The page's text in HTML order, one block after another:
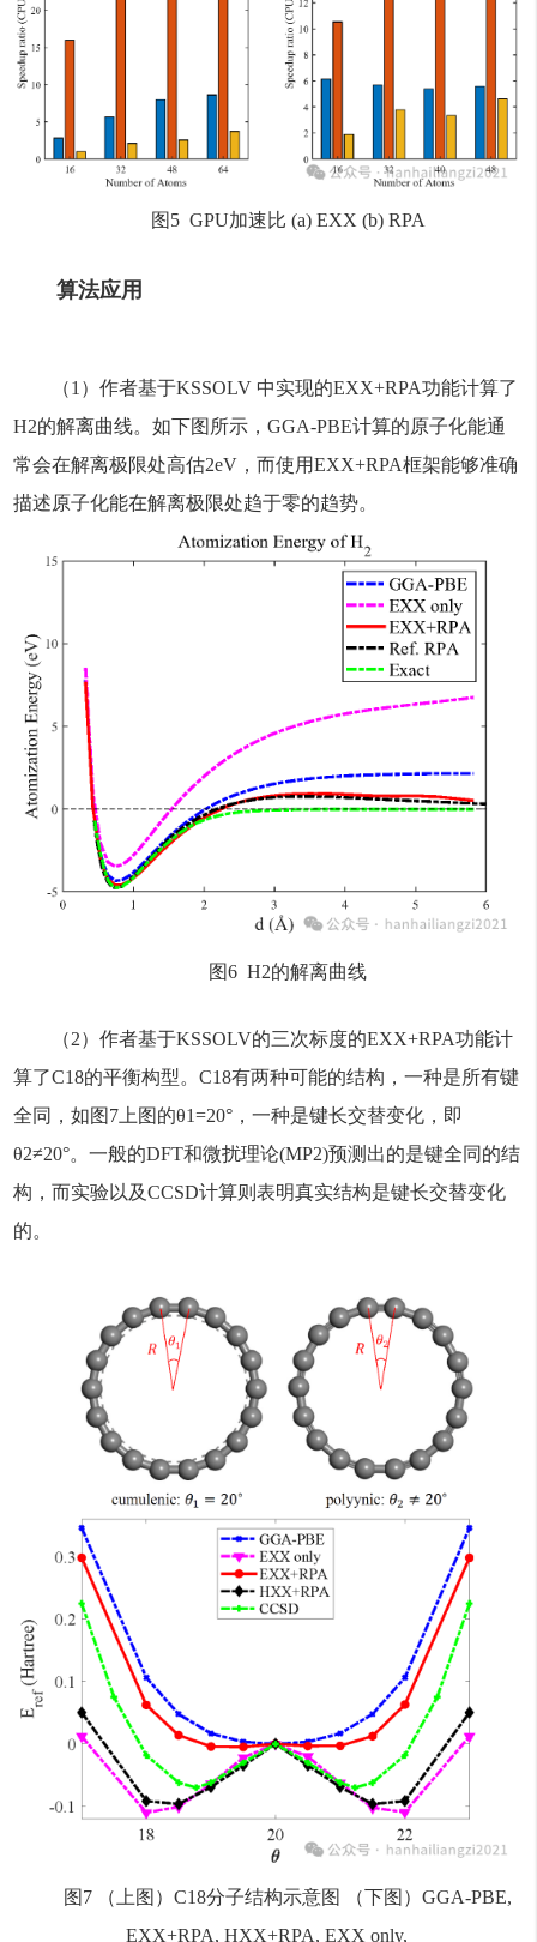
图5 GPU加速比 (a) EXX (b) RPA
算法应用
（1）作者基于KSSOLV 中实现的EXX+RPA功能计算了
H2的解离曲线。如下图所示，GGA-PBE计算的原子化能通
常会在解离极限处高估2eV，而使用EXX+RPA框架能够准确
描述原子化能在解离极限处趋于零的趋势。
图6 H2的解离曲线
（2）作者基于KSSOLV的三次标度的EXX+RPA功能计
算了C18的平衡构型。C18有两种可能的结构，一种是所有键
全同，如图7上图的θ1=20°，一种是键长交替变化，即
θ2≠20°。一般的DFT和微扰理论(MP2)预测出的是键全同的结
构，而实验以及CCSD计算则表明真实结构是键长交替变化
的。
图7 （上图）C18分子结构示意图 （下图）GGA-PBE,
EXX+RPA, HXX+RPA, EXX only,